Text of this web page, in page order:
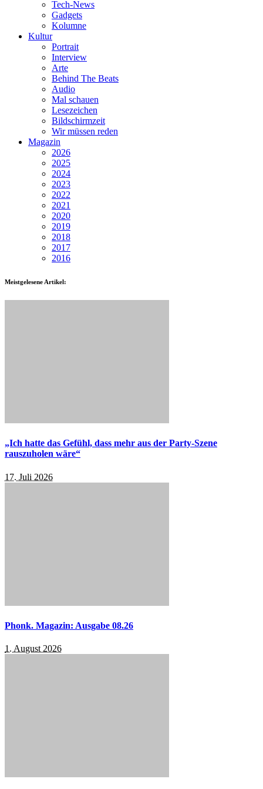
Tech-News
Gadgets
Kolumne
Kultur
Portrait
Interview
Arte
Behind The Beats
Audio
Mal schauen
Lesezeichen
Bildschirmzeit
Wir müssen reden
Magazin
2026
2025
2024
2023
2022
2021
2020
2019
2018
2017
2016
Meistgelesene Artikel:
„Ich hatte das Gefühl, dass mehr aus der Party-Szene
rauszuholen wäre“
17. Juli 2026
Phonk. Magazin: Ausgabe 08.26
1. August 2026